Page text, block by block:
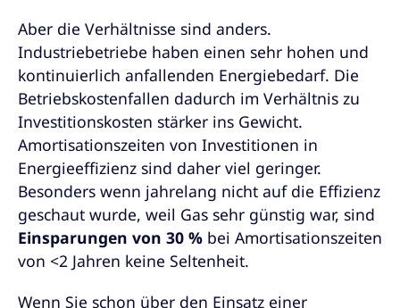
Aber die Verhältnisse sind anders.
Industriebetriebe haben einen sehr hohen und
kontinuierlich anfallenden Energiebedarf. Die
Betriebskostenfallen dadurch im Verhältnis zu
Investitionskosten stärker ins Gewicht.
Amortisationszeiten von Investitionen in
Energieeffizienz sind daher viel geringer.
Besonders wenn jahrelang nicht auf die Effizienz
geschaut wurde, weil Gas sehr günstig war, sind
Einsparungen von 30 % bei Amortisationszeiten
von <2 Jahren keine Seltenheit.
Wenn Sie schon über den Einsatz einer